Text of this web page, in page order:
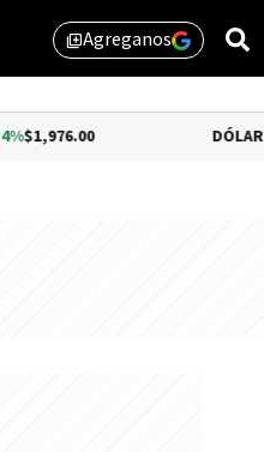
library_addAgreganos
-0.54%